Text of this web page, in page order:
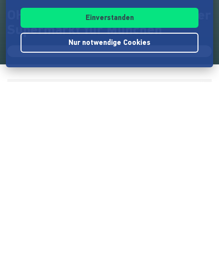
OHNE - Erster verpackungsfreier
Supermarkt für München
Einverstanden
Nur notwendige Cookies